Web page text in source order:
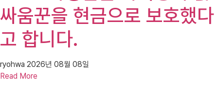
싸움꾼을 현금으로 보호했다
고 합니다.
ryohwa 2026년 08월 08일
Read More